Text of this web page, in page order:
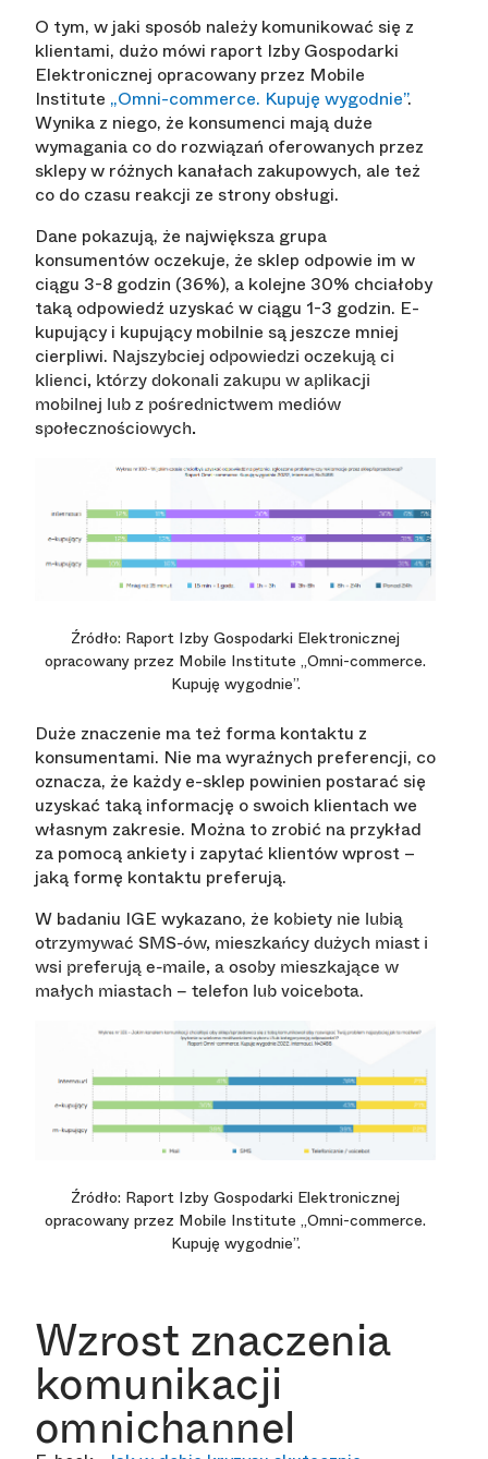
O tym, w jaki sposób należy komunikować się z
klientami, dużo mówi raport Izby Gospodarki
Elektronicznej opracowany przez Mobile
Institute „Omni-commerce. Kupuję wygodnie”.
Wynika z niego, że konsumenci mają duże
wymagania co do rozwiązań oferowanych przez
sklepy w różnych kanałach zakupowych, ale też
co do czasu reakcji ze strony obsługi.
Dane pokazują, że największa grupa
konsumentów oczekuje, że sklep odpowie im w
ciągu 3-8 godzin (36%), a kolejne 30% chciałoby
taką odpowiedź uzyskać w ciągu 1-3 godzin. E-
kupujący i kupujący mobilnie są jeszcze mniej
cierpliwi. Najszybciej odpowiedzi oczekują ci
klienci, którzy dokonali zakupu w aplikacji
mobilnej lub z pośrednictwem mediów
społecznościowych.
Źródło: Raport Izby Gospodarki Elektronicznej
opracowany przez Mobile Institute „Omni-commerce.
Kupuję wygodnie”.
Duże znaczenie ma też forma kontaktu z
konsumentami. Nie ma wyraźnych preferencji, co
oznacza, że każdy e-sklep powinien postarać się
uzyskać taką informację o swoich klientach we
własnym zakresie. Można to zrobić na przykład
za pomocą ankiety i zapytać klientów wprost –
jaką formę kontaktu preferują.
W badaniu IGE wykazano, że kobiety nie lubią
otrzymywać SMS-ów, mieszkańcy dużych miast i
wsi preferują e-maile, a osoby mieszkające w
małych miastach – telefon lub voicebota.
Źródło: Raport Izby Gospodarki Elektronicznej
opracowany przez Mobile Institute „Omni-commerce.
Kupuję wygodnie”.
Wzrost znaczenia
komunikacji
omnichannel